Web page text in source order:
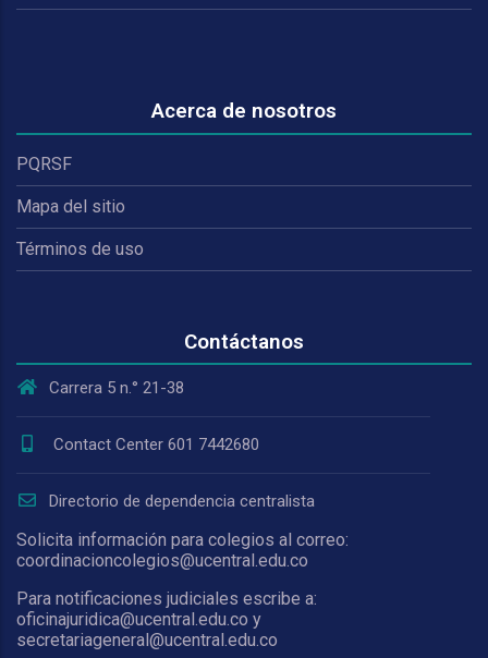
Acerca de nosotros
PQRSF
Mapa del sitio
Términos de uso
Contáctanos
Carrera 5 n.° 21-38
Contact Center 601 7442680
Directorio de dependencia centralista
Solicita información para colegios al correo:
coordinacioncolegios@ucentral.edu.co
Para notificaciones judiciales escribe a:
oficinajuridica@ucentral.edu.co y
secretariageneral@ucentral.edu.co